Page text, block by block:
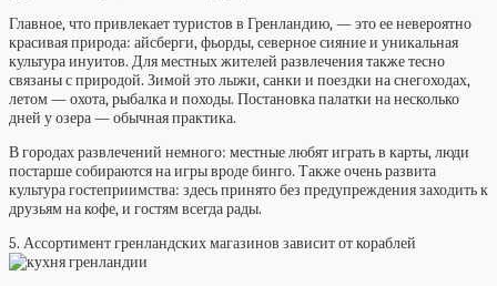
Главное, что привлекает туристов в Гренландию, — это ее невероятно
красивая природа: айсберги, фьорды, северное сияние и уникальная
культура инуитов. Для местных жителей развлечения также тесно
связаны с природой. Зимой это лыжи, санки и поездки на снегоходах,
летом — охота, рыбалка и походы. Постановка палатки на несколько
дней у озера — обычная практика.
В городах развлечений немного: местные любят играть в карты, люди
постарше собираются на игры вроде бинго. Также очень развита
культура гостеприимства: здесь принято без предупреждения заходить к
друзьям на кофе, и гостям всегда рады.
5. Ассортимент гренландских магазинов зависит от кораблей